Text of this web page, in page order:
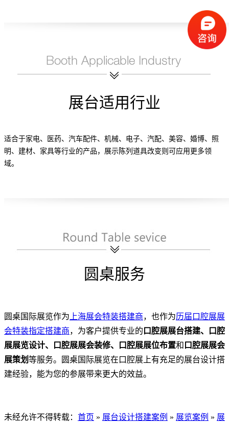
展台适用行业
适合于家电、医药、汽车配件、机械、电子、汽配、美容、婚博、照
明、建材、家具等行业的产品，展示陈列道具改变则可应用更多领
域。
圆桌服务
圆桌国际展览作为 上海展会特装搭建商，也作为历届口腔展展
会特装指定搭建商，为客户提供专业的 口腔展展台搭建、
口腔
展展览设计、 口腔展展会装修、 口腔展展位布置和 口腔展展会
展策划等服务。圆桌国际展览在口腔展上有充足的展台设计搭
建经验，能为您的参展带来更大的效益。
未经允许不得转载： 首页 » 展台设计搭建案例 » 展览案例 » 展